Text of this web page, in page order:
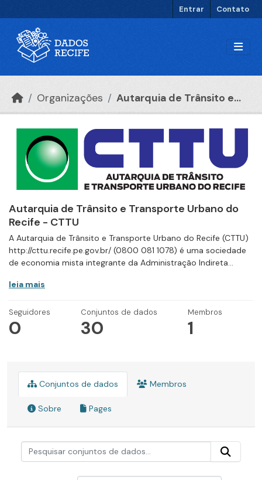
Entrar Contato
Organizações Autarquia de Trânsito e...
Autarquia de Trânsito e Transporte Urbano do
Recife - CTTU
A Autarquia de Trânsito e Transporte Urbano do Recife (CTTU)
http://cttu.recife.pe.gov.br/ (0800 081 1078) é uma sociedade
de economia mista integrante da Administração Indireta...
leia mais
Seguidores
0
Conjuntos de dados
30
Membros
1
Conjuntos de dados Membros
Sobre Pages